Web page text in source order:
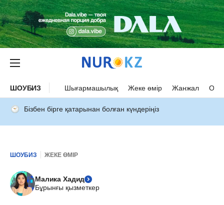
ШОУБИЗ Шығармашылық Жеке өмір Жанжал
Бізбен бірге қатарынан болған күндеріңіз
ШОУБИЗ ЖЕКЕ ӨМІР
Малика Хадид
Бұрынғы қызметкер